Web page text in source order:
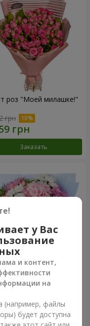
роз "Моей милашке!"
грн
Заказать
букет
Заказать
у Вас
и контент,
на
(например, файлы
будет доступна